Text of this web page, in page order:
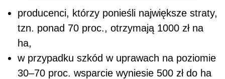
producenci, którzy ponieśli największe straty,
tzn. ponad 70 proc., otrzymają 1000 zł na
ha,
w przypadku szkód w uprawach na poziomie
30–70 proc. wsparcie wyniesie 500 zł do ha